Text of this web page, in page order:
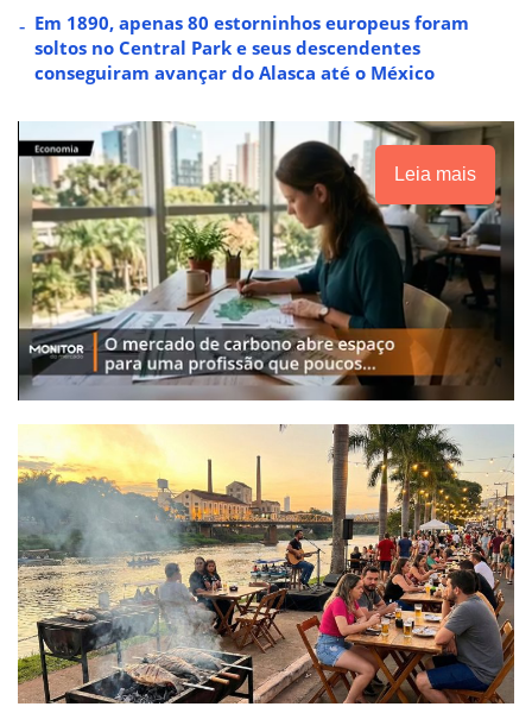
Em 1890, apenas 80 estorninhos europeus foram
soltos no Central Park e seus descendentes
conseguiram avançar do Alasca até o México
Leia mais